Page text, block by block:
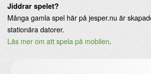
Jiddrar spelet?
Många gamla spel här på jesper.nu är
stationära datorer.
Läs mer om att spela på mobilen.